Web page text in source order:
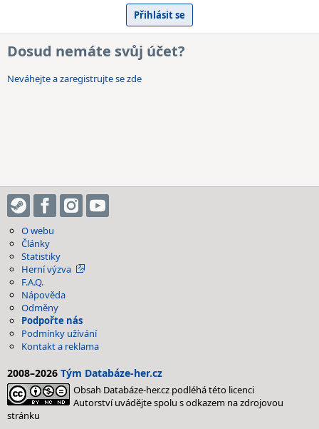
Dosud nemáte svůj účet?
Neváhejte a zaregistrujte se zde
O webu
Články
Statistiky
Herní výzva
F.A.Q.
Nápověda
Odměny
Podpořte nás
Podmínky užívání
Kontakt a reklama
2008–2026 Tým Databáze-her.cz
Obsah Databáze-her.cz podléhá této licenci
Autorství uvádějte spolu s odkazem na zdrojovou
stránku